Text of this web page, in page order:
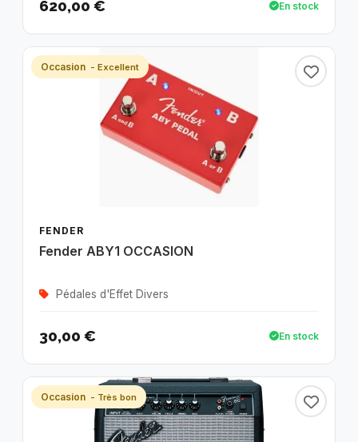
620,00 € En stock
Occasion - Excellent
FENDER
Fender ABY1 OCCASION
Pédales d'Effet Divers
30,00 € En stock
Occasion - Très bon